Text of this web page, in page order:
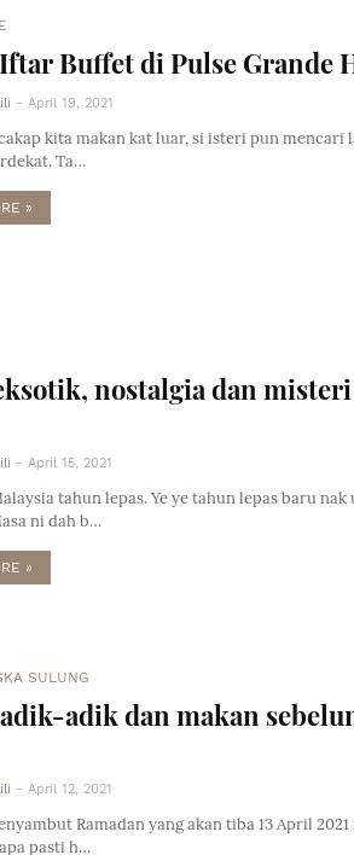
Buffet di Pulse Grande
- April 19, 2021
kita makan kat luar, si isteri pun mencari
Ta…
»
nostalgia dan
- April 15, 2021
tahun lepas. Ye ye tahun lepas baru nak
ni dah b…
»
SULUNG
adik dan makan
- April 12, 2021
Ramadan yang akan tiba 13 April 2021
pasti h…